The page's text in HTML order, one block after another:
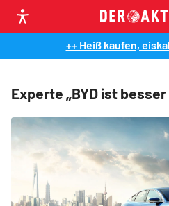
++ Heiß kaufen,
Experte „BYD ist besser